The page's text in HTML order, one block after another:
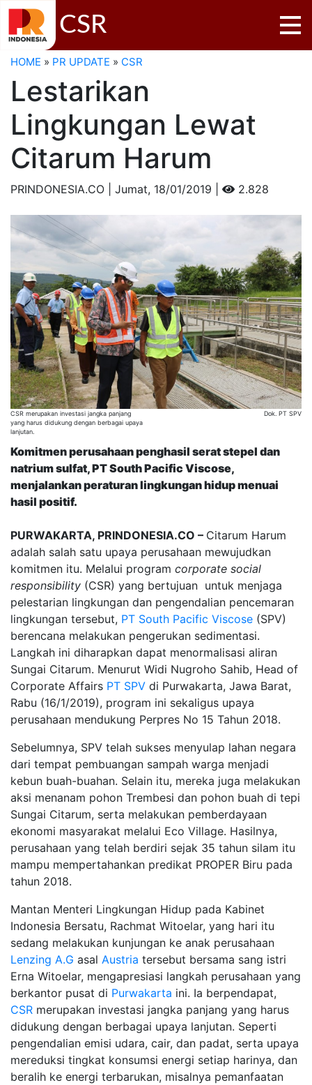
CSR
HOME » PR UPDATE » CSR
Lestarikan
Lingkungan Lewat
Citarum Harum
PRINDONESIA.CO | Jumat, 18/01/2019 | 2.828
CSR merupakan investasi jangka panjang
yang harus didukung dengan berbagai upaya
lanjutan.
Dok. PT SPV
Komitmen perusahaan penghasil serat stepel dan
natrium sulfat, PT South Pacific Viscose,
menjalankan peraturan lingkungan hidup menuai
hasil positif.
PURWAKARTA, PRINDONESIA.CO – Citarum Harum
adalah salah satu upaya perusahaan mewujudkan
komitmen itu. Melalui program corporate social
responsibility (CSR) yang bertujuan untuk menjaga
pelestarian lingkungan dan pengendalian pencemaran
lingkungan tersebut, PT South Pacific Viscose (SPV)
berencana melakukan pengerukan sedimentasi.
Langkah ini diharapkan dapat menormalisasi aliran
Sungai Citarum. Menurut Widi Nugroho Sahib, Head of
Corporate Affairs PT SPV di Purwakarta, Jawa Barat,
Rabu (16/1/2019), program ini sekaligus upaya
perusahaan mendukung Perpres No 15 Tahun 2018.
Sebelumnya, SPV telah sukses menyulap lahan negara
dari tempat pembuangan sampah warga menjadi
kebun buah-buahan. Selain itu, mereka juga melakukan
aksi menanam pohon Trembesi dan pohon buah di tepi
Sungai Citarum, serta melakukan pemberdayaan
ekonomi masyarakat melalui Eco Village. Hasilnya,
perusahaan yang telah berdiri sejak 35 tahun silam itu
mampu mempertahankan predikat PROPER Biru pada
tahun 2018.
Mantan Menteri Lingkungan Hidup pada Kabinet
Indonesia Bersatu, Rachmat Witoelar, yang hari itu
sedang melakukan kunjungan ke anak perusahaan
Lenzing A.G asal Austria tersebut bersama sang istri
Erna Witoelar, mengapresiasi langkah perusahaan yang
berkantor pusat di Purwakarta ini. Ia berpendapat,
CSR merupakan investasi jangka panjang yang harus
didukung dengan berbagai upaya lanjutan. Seperti
pengendalian emisi udara, cair, dan padat, serta upaya
mereduksi tingkat konsumsi energi setiap harinya, dan
beralih ke energi terbarukan, misalnya pemanfaatan